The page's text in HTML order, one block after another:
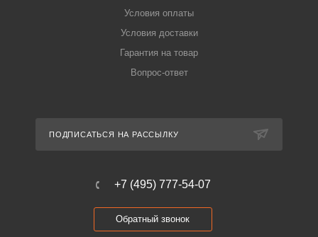
Условия оплаты
Условия доставки
Гарантия на товар
Вопрос-ответ
ПОДПИСАТЬСЯ НА РАССЫЛКУ
+7 (495) 777-54-07
Обратный звонок